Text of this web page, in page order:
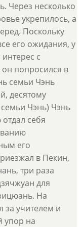
Через несколько
укрепилось, а
Поскольку
его ожидания, у
с
попросился в
семьи Чэнь
десятому
Чэнь) Чэнь
себя
его
в Пекин,
три раза
для
На
за учителем и
упор на